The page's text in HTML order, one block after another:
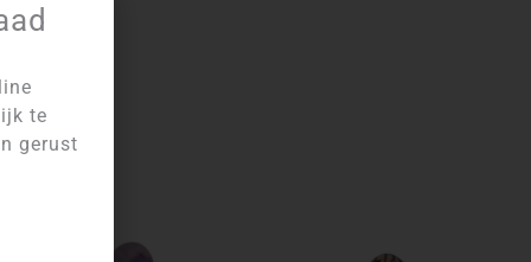
te
gerust